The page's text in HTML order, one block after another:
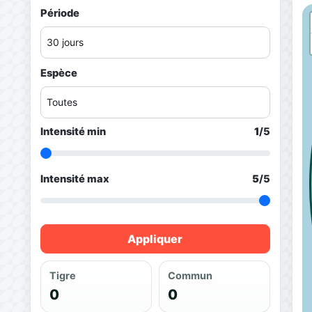
Période
Espèce
Intensité min 1/5
Intensité max 5/5
Appliquer
Tigre
0
Commun
0